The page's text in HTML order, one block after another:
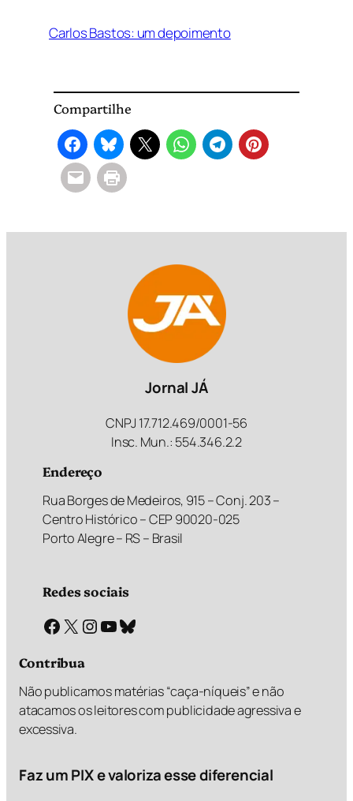
Carlos Bastos: um depoimento
Compartilhe
Jornal JÁ
CNPJ 17.712.469/0001-56
Insc. Mun.: 554.346.2.2
Endereço
Rua Borges de Medeiros, 915 – Conj. 203 –
Centro Histórico – CEP 90020-025
Porto Alegre – RS – Brasil
Redes sociais
Facebook X Instagram Youtube Bluesky
Contribua
Não publicamos matérias “caça-níqueis” e não
atacamos os leitores com publicidade agressiva e
excessiva.
Faz um PIX e valoriza esse diferencial